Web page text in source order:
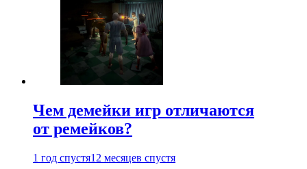
Чем демейки игр отличаются
от ремейков?
1 год спустя12 месяцев спустя